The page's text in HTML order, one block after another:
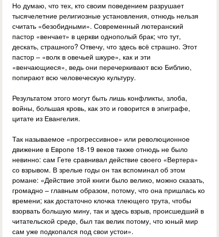
Но думаю, что тех, кто своим поведением разрушает
тысячелетние религиозные установления, отнюдь нельзя
считать «безобидными». Современный лютеранский
пастор «венчает» в церкви однополый брак; что тут,
дескать, страшного? Отвечу, что здесь всё страшно. Этот
пастор – «волк в овечьей шкуре», как и эти
«венчающиеся», ведь они перечеркивают всю Библию,
попирают всю человеческую культуру.
Результатом этого могут быть лишь конфликты, злоба,
войны, большая кровь, как это и говорится в эпиграфе,
цитате из Евангелия.
Так называемое «прогрессивное» или революционное
движение в Европе 18-19 веков также отнюдь не было
невинно: сам Гете сравнивал действие своего «Вертера»
со взрывом. В зрелые годы он так вспоминал об этом
романе: «Действие этой книги было велико, можно сказать,
громадно – главным образом, потому, что она пришлась ко
времени; как достаточно клочка тлеющего трута, чтобы
взорвать большую мину, так и здесь взрыв, происшедший в
читательской среде, был так велик потому, что юный мир
сам уже подкопался под свои устои».